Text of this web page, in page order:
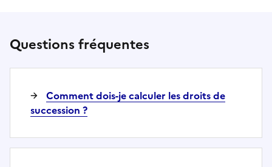
Questions fréquentes
Comment dois-je calculer les droits de
succession ?